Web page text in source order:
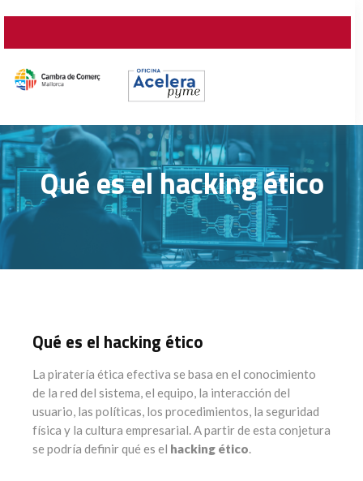
Qué es el hacking ético
Qué es el hacking ético
La piratería ética efectiva se basa en el conocimiento
de la red del sistema, el equipo, la interacción del
usuario, las políticas, los procedimientos, la seguridad
física y la cultura empresarial. A partir de esta conjetura
se podría definir qué es el hacking ético.